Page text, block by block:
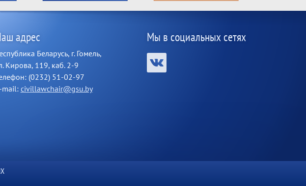
адрес
Беларусь, г. Гомель,
Кирова, 119, каб. 2-9
(0232) 51-02-97
mail:civillawchair@gsu.by
Мы в социальных сетях